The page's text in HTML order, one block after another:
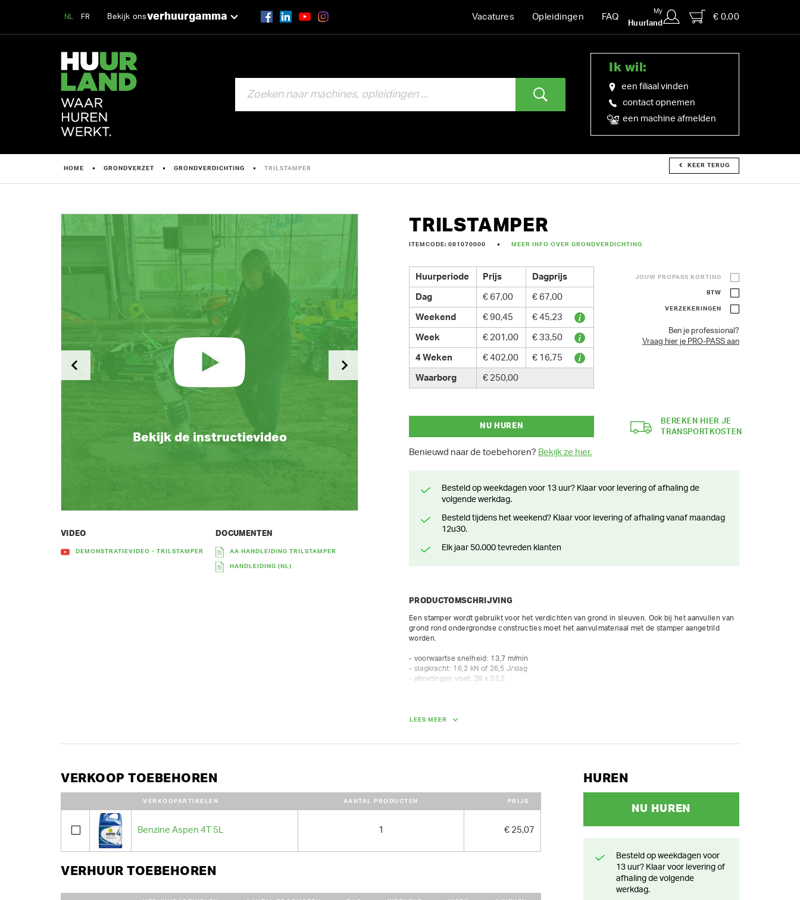
NL FR Bekijk onsverhuurgamma Vacatures Opleidingen FAQ
My
Huurland
€ 0,00
Ik wil:
een filiaal vinden
contact opnemen
een machine afmelden
HOME GRONDVERZET GRONDVERDICHTING TRILSTAMPER KEER TERUG
TRILSTAMPER
ITEMCODE: 081070000 MEER INFO OVER GRONDVERDICHTING
Bekijk de instructievideo
VIDEO
DEMONSTRATIEVIDEO - TRILSTAMPER
DOCUMENTEN
AA HANDLEIDING TRILSTAMPER
HANDLEIDING (NL)
Huurperiode Prijs Dagprijs
Dag € 67,00 € 67,00
Weekend € 90,45 € 45,23
Week € 201,00 € 33,50
4 Weken € 402,00 € 16,75
Waarborg € 250,00
JOUW PROPASS KORTING
BTW
VERZEKERINGEN
Ben je professional?
Vraag hier je PRO-PASS aan
NU HUREN
Benieuwd naar de toebehoren? Bekijk ze hier.
BEREKEN HIER JE
TRANSPORTKOSTEN
Besteld op weekdagen voor 13 uur? Klaar voor levering of afhaling de
volgende werkdag.
Besteld tijdens het weekend? Klaar voor levering of afhaling vanaf maandag
12u30.
Elk jaar 50.000 tevreden klanten
PRODUCTOMSCHRIJVING
Een stamper wordt gebruikt voor het verdichten van grond in sleuven. Ook bij het aanvullen van
grond rond ondergrondse constructies moet het aanvulmateriaal met de stamper aangetrild
worden.
- voorwaartse snelheid: 13,7 m/min
- slagkracht: 16,2 kN of 26,5 J/slag
- afmetingen voet: 28 x 33,2
Altijd rechtopstaand vervoeren.
AFMETINGEN (L X BR X H):
LEES MEER
VERKOOP TOEBEHOREN
VERKOOPARTIKELEN AANTAL PRODUCTEN PRIJS
Benzine Aspen 4T 5L 1 € 25,07
VERHUUR TOEBEHOREN
HUREN
NU HUREN
Besteld op weekdagen voor
13 uur? Klaar voor levering of
afhaling de volgende
werkdag.